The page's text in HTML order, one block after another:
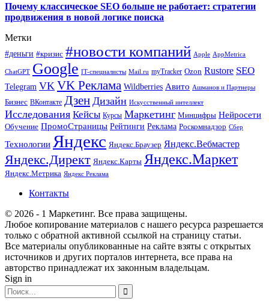
Почему классическое SEO больше не работает: стратегии
продвижения в новой логике поиска
Метки
#деньги #кризис #новости компаний Apple AppMetrica
ChatGPT Google IT-специалисты Mail.ru myTracker Ozon Rustore SEO
Telegram VK VK Реклама Wildberries Авито Ашманов и Партнеры
Бизнес ВКонтакте Дзен Дизайн Искусственный интеллект
Исследования Кейсы Курсы Маркетинг Минцифры Нейросети
Обучение ПромоСтраницы Рейтинги Реклама Роскомнадзор Сбер
Технологии Яндекс Яндекс.Браузер Яндекс.Вебмастер
Яндекс.Директ Яндекс.Карты Яндекс.Маркет
Яндекс.Метрика Яндекс Реклама
Контакты
© 2026 - 1 Маркетинг. Все права защищены.
Любое копирование материалов с нашего ресурса разрешается
только с обратной активной ссылкой на страницу статьи.
Все материалы опубликованные на сайте взяты с открытых
источников и других порталов интернета, все права на
авторство принадлежат их законным владельцам.
Sign in